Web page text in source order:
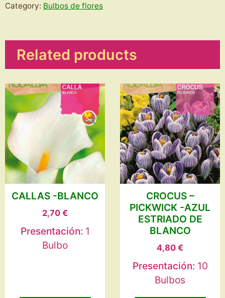
Category: Bulbos de flores
Related products
CALLAS -BLANCO
2,70 €
Presentación: 1
Bulbo
CROCUS –
PICKWICK -AZUL
ESTRIADO DE
BLANCO
4,80 €
Presentación: 10
Bulbos